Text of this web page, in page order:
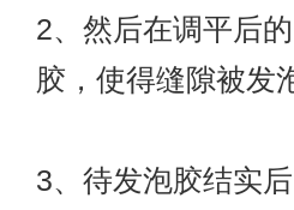
2、然后在调平后
胶，使得缝隙被发
3、待发泡胶结实